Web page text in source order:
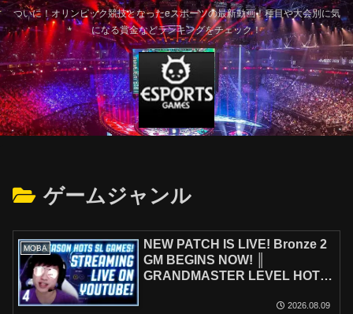
ついに！オリンピック競技となったeスポーツの最新動画！種目や大会別に気
になる賞金などランキングをチェック！
ゲームジャンル
MOBA
NEW PATCH IS LIVE! Bronze 2
GM BEGINS NOW! ║
GRANDMASTER LEVEL HOTS
2026.08.09